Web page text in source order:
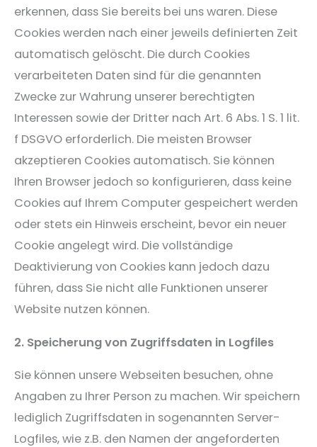
erkennen, dass Sie bereits bei uns waren. Diese
Cookies werden nach einer jeweils definierten Zeit
automatisch gelöscht. Die durch Cookies
verarbeiteten Daten sind für die genannten
Zwecke zur Wahrung unserer berechtigten
Interessen sowie der Dritter nach Art. 6 Abs. 1 S. 1 lit.
f DSGVO erforderlich. Die meisten Browser
akzeptieren Cookies automatisch. Sie können
Ihren Browser jedoch so konfigurieren, dass keine
Cookies auf Ihrem Computer gespeichert werden
oder stets ein Hinweis erscheint, bevor ein neuer
Cookie angelegt wird. Die vollständige
Deaktivierung von Cookies kann jedoch dazu
führen, dass Sie nicht alle Funktionen unserer
Website nutzen können.
2. Speicherung von Zugriffsdaten in Logfiles
Sie können unsere Webseiten besuchen, ohne
Angaben zu Ihrer Person zu machen. Wir speichern
lediglich Zugriffsdaten in sogenannten Server-
Logfiles, wie z.B. den Namen der angeforderten